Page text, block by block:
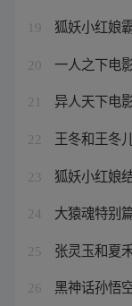
19 狐妖小红娘
20 一人之下电
21 异人天下电
22 王冬和王冬
23 狐妖小红娘
24 大猿魂特别
25 张灵玉和夏
26 黑神话孙悟